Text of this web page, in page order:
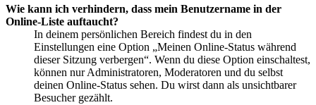
Wie kann ich verhindern, dass mein Benutzername in der
Online-Liste auftaucht?
In deinem persönlichen Bereich findest du in den
Einstellungen eine Option „Meinen Online-Status während
dieser Sitzung verbergen“. Wenn du diese Option einschaltest,
können nur Administratoren, Moderatoren und du selbst
deinen Online-Status sehen. Du wirst dann als unsichtbarer
Besucher gezählt.